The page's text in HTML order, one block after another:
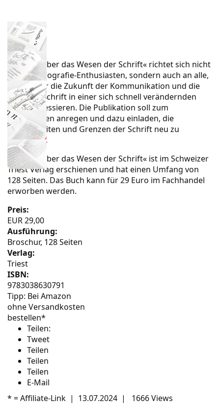
»Script – Über das Wesen der Schrift« richtet sich nicht
nur an Typografie-Enthusiasten, sondern auch an alle,
die sich für die Zukunft der Kommunikation und die
Rolle der Schrift in einer sich schnell verändernden
Welt interessieren. Die Publikation soll zum
Nachdenken anregen und dazu einladen, die
Möglichkeiten und Grenzen der Schrift neu zu
definieren.
»Script – Über das Wesen der Schrift« ist im Schweizer
Triest Verlag erschienen und hat einen Umfang von
128 Seiten. Das Buch kann für 29 Euro im Fachhandel
erworben werden.
Preis:
EUR 29,00
Ausführung:
Broschur, 128 Seiten
Verlag:
Triest
ISBN:
9783038630791
Tipp: Bei Amazon
ohne Versandkosten
bestellen*
Teilen:
Tweet
Teilen
Teilen
Teilen
E-Mail
* =Affiliate-Link | 13.07.2024 |
1666 Views